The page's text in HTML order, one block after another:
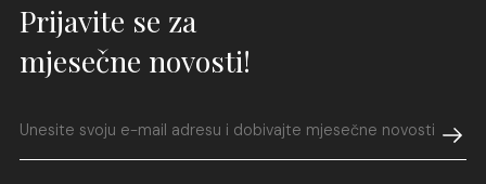
Prijavite se za
mjesečne novosti!